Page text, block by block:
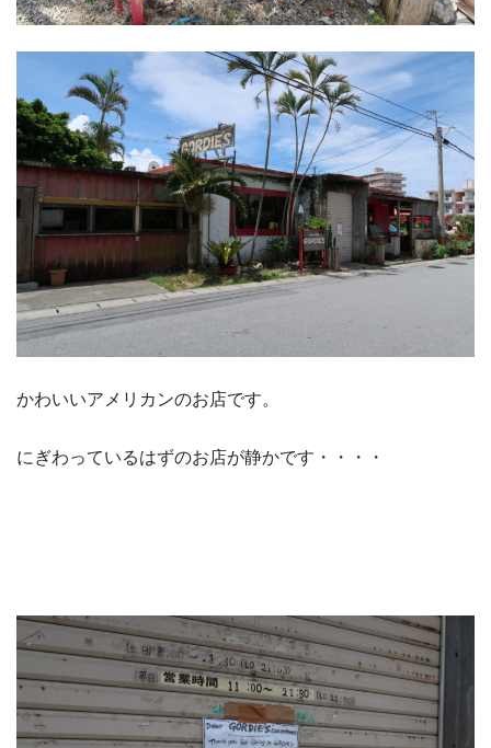
かわいいアメリカンのお店です。
にぎわっているはずのお店が静かです・・・・